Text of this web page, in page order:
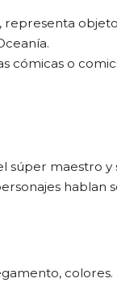
cómicas o
súper maestro y
hablan
colores.